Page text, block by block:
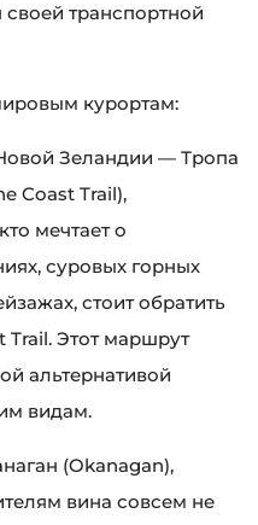
транспортной
курортам:
Зеландии — Тропа
Coast Trail),
мечтает о
суровых горных
стоит обратить
Trail. Этот маршрут
альтернативой
видам.
(Okanagan),
вина совсем не